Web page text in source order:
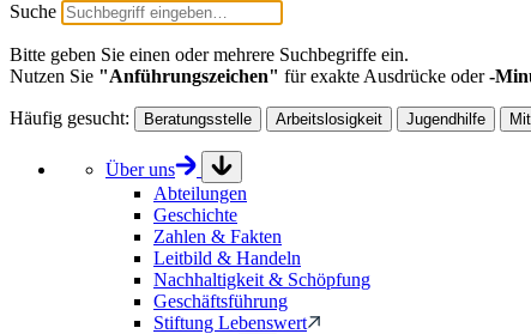
Suche
Bitte geben Sie einen oder mehrere Suchbegriffe ein.
Nutzen Sie "Anführungszeichen" für exakte Ausdrücke oder-
Häufig gesucht: Beratungsstelle Arbeitslosigkeit Jugendhilfe
Über uns
Abteilungen
Geschichte
Zahlen & Fakten
Leitbild & Handeln
Nachhaltigkeit & Schöpfung
Geschäftsführung
Stiftung Lebenswert